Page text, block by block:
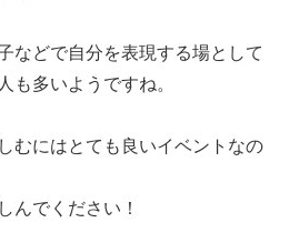
などで自分を表現する場として
も多いようですね。
むにはとても良いイベントなの
んでください！